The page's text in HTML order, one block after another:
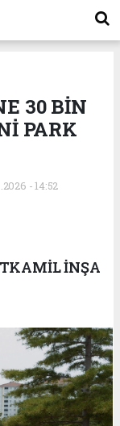
30 BİN
PARK
- 14:52
İNŞA